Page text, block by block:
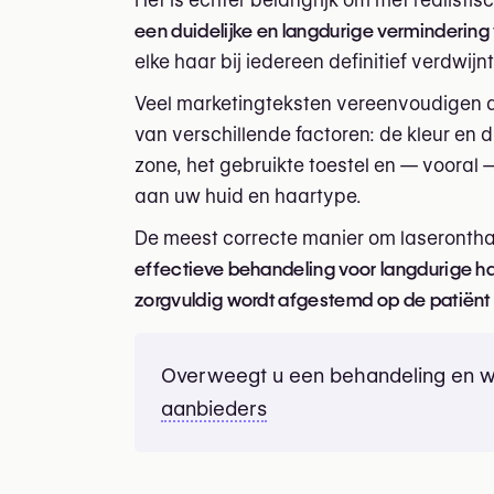
een duidelijke en langdurige vermindering
elke haar bij iedereen definitief
Veel marketingteksten vereenvoudigen
van verschillende factoren: de kleur en
zone, het gebruikte toestel en — vooral
aan uw huid en haartype.
De meest correcte manier om
effectieve behandeling voor langdurige
zorgvuldig wordt afgestemd op de
Overweegt u een behandeling en
aanbieders